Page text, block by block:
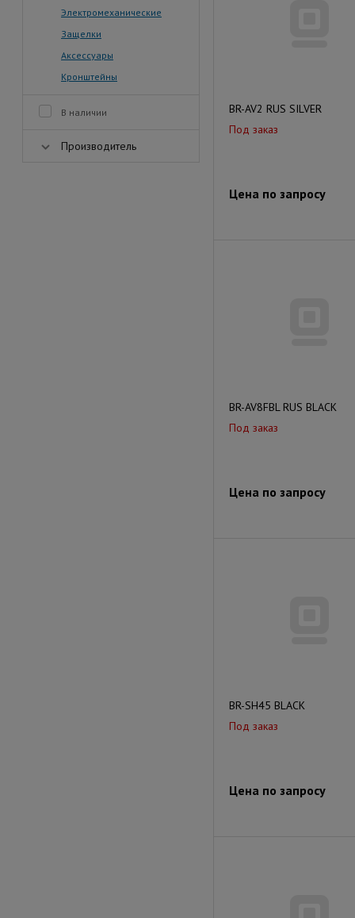
Электромеханические
Защелки
Аксессуары
Кронштейны
В наличии
Производитель
BR-AV2 RUS SILVER
Под заказ
Цена по запросу
BR-AV8FBL RUS BLACK
Под заказ
Цена по запросу
BR-SH45 BLACK
Под заказ
Цена по запросу